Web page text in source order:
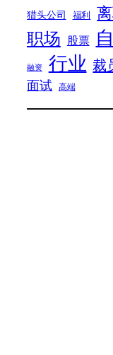
猎头公司 福利
职场 股票
融资 行业 裁
面试 高端